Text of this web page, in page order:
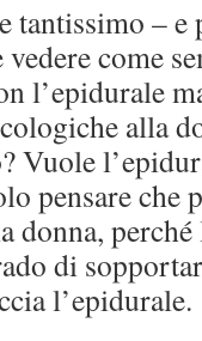
– e
come
l’epidurale
alla
Vuole
pensare che
donna,
di
l’epidurale.